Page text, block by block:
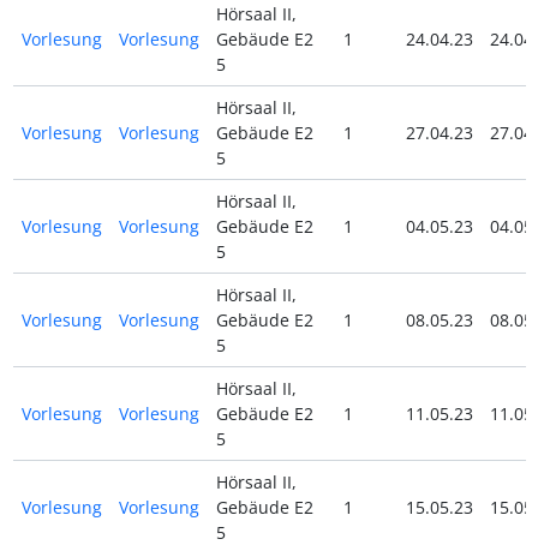
Vorlesung Vorlesung
Hörsaal II,
Gebäude E2
5
1 24.04.23
Vorlesung Vorlesung
Hörsaal II,
Gebäude E2
5
1 27.04.23
Vorlesung Vorlesung
Hörsaal II,
Gebäude E2
5
1 04.05.23
Vorlesung Vorlesung
Hörsaal II,
Gebäude E2
5
1 08.05.23
Vorlesung Vorlesung
Hörsaal II,
Gebäude E2
5
1 11.05.23
Vorlesung Vorlesung
Hörsaal II,
Gebäude E2
5
1 15.05.23